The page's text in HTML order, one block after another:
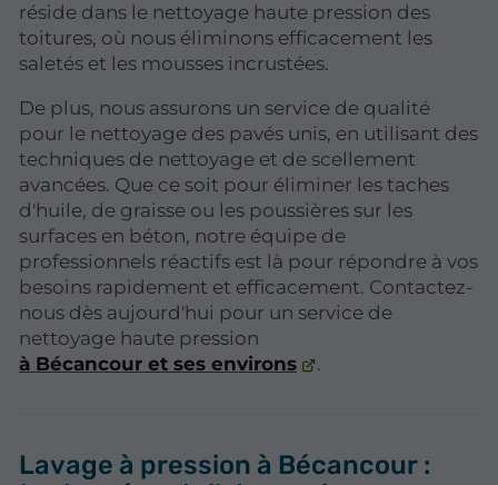
réside dans le nettoyage haute pression des
toitures, où nous éliminons efficacement les
saletés et les mousses incrustées.
De plus, nous assurons un service de qualité
pour le nettoyage des pavés unis, en utilisant des
techniques de nettoyage et de scellement
avancées. Que ce soit pour éliminer les taches
d'huile, de graisse ou les poussières sur les
surfaces en béton, notre équipe de
professionnels réactifs est là pour répondre à vos
besoins rapidement et efficacement. Contactez-
nous dès aujourd'hui pour un service de
nettoyage haute pression
à Bécancour et ses environs
.
Lavage à pression à Bécancour :